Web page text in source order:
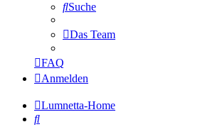
Suche
Das Team
FAQ
Anmelden
Lumnetta-Home
Suche